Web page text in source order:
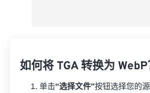
如何将 TGA 转换为 WebP
单击“选择文件”按钮选择您的源